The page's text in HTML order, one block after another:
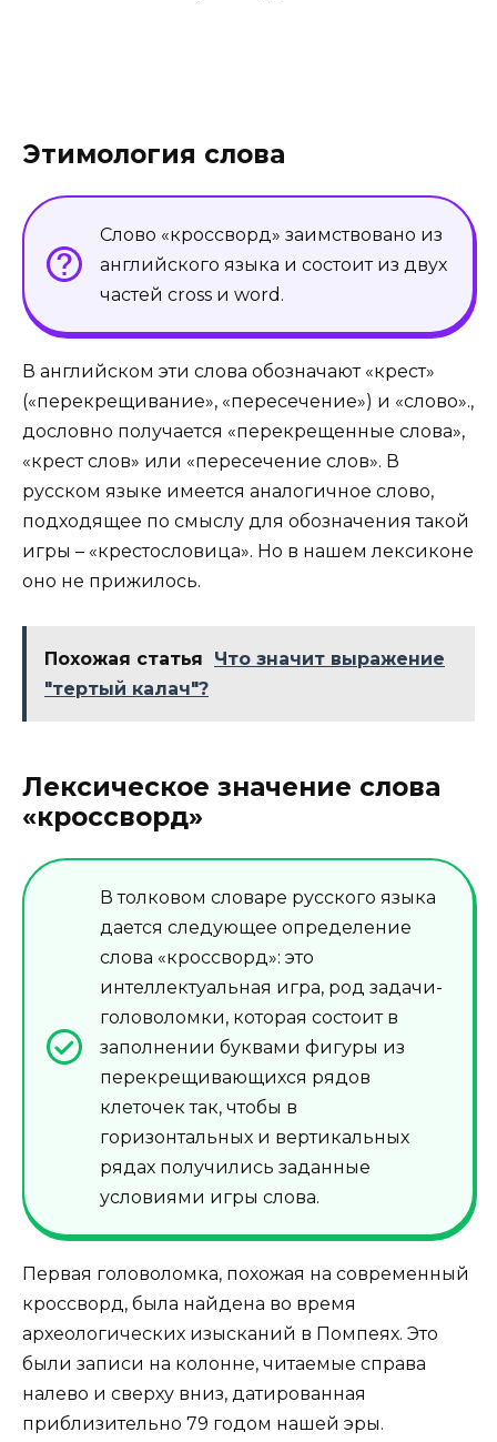
Этимология слова
Слово «кроссворд» заимствовано из
английского языка и состоит из двух
частей cross и word.
В английском эти слова обозначают «крест»
(«перекрещивание», «пересечение») и «слово».,
дословно получается «перекрещенные слова»,
«крест слов» или «пересечение слов». В
русском языке имеется аналогичное слово,
подходящее по смыслу для обозначения такой
игры – «крестословица». Но в нашем лексиконе
оно не прижилось.
Похожая статья
Что значит выражение
"тертый калач"?
Лексическое значение слова
«кроссворд»
В толковом словаре русского языка
дается следующее определение
слова «кроссворд»: это
интеллектуальная игра, род задачи-
головоломки, которая состоит в
заполнении буквами фигуры из
перекрещивающихся рядов
клеточек так, чтобы в
горизонтальных и вертикальных
рядах получились заданные
условиями игры слова.
Первая головоломка, похожая на современный
кроссворд, была найдена во время
археологических изысканий в Помпеях. Это
были записи на колонне, читаемые справа
налево и сверху вниз, датированная
приблизительно 79 годом нашей эры.